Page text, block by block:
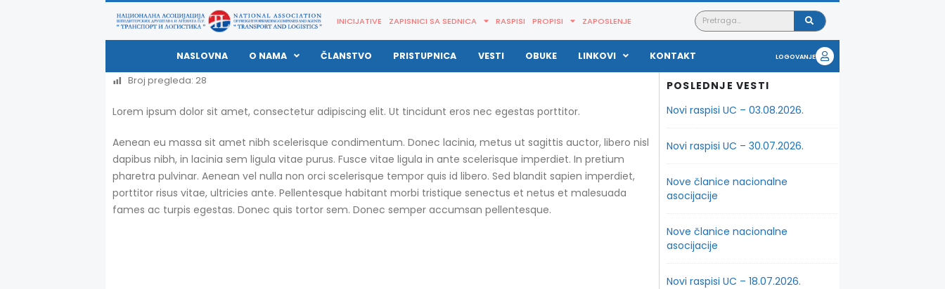
INICIJATIVE ZAPISNICI SA SEDNICA RASPISI PROPISI ZAPOSLENJE
NASLOVNA O NAMA ČLANSTVO PRISTUPNICA VESTI OBUKE LINKOVI KONTAKT LOGOVANJE
Broj pregleda: 28
Lorem ipsum dolor sit amet, consectetur adipiscing elit. Ut tincidunt eros nec egestas porttitor.
Aenean eu massa sit amet nibh scelerisque condimentum. Donec lacinia, metus ut sagittis auctor, libero nisl
dapibus nibh, in lacinia sem ligula vitae purus. Fusce vitae ligula in ante scelerisque imperdiet. In pretium
pharetra pulvinar. Aenean vel nulla non orci scelerisque tempor quis id libero. Sed blandit sapien imperdiet,
porttitor risus vitae, ultricies ante. Pellentesque habitant morbi tristique senectus et netus et malesuada
fames ac turpis egestas. Donec quis tortor sem. Donec semper accumsan pellentesque.
POSLEDNJE VESTI
Novi raspisi UC – 03.08.2026.
Novi raspisi UC – 30.07.2026.
Nove članice nacionalne
asocijacije
Novi raspisi UC – 07.07.2026.
Nova obuka za spoljnotrgovinsko
poslovanje
Nova obuka za carinske zastupnike
Novi raspisi UC – 03.08.2026.
Novi raspisi UC – 30.07.2026.
Nove članice nacionalne
asocijacije
Nove članice nacionalne
asocijacije
Novi raspisi UC – 18.07.2026.